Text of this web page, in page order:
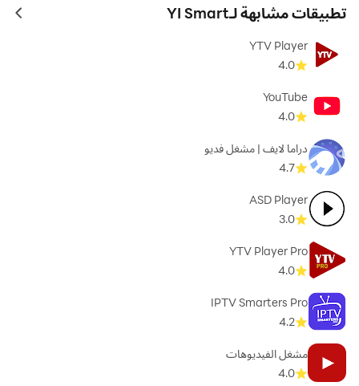
تطبيقات مشابهة لـYI Smart
YTV Player
4.0
YouTube
4.0
دراما لايف | مشغل فديو
4.7
ASD Player
3.0
YTV Player Pro
4.0
IPTV Smarters Pro
4.2
مشغل الفيديوهات
4.0